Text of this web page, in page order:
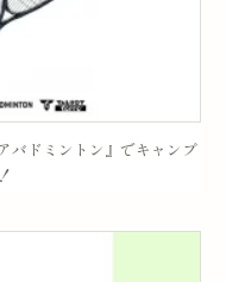
バドミントン』でキャンプ